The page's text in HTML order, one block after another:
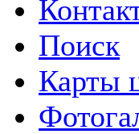
Поиск
Карты